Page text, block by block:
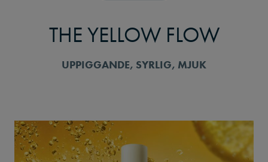
THE YELLOW FLOW
UPPIGGANDE, SYRLIG, MJUK